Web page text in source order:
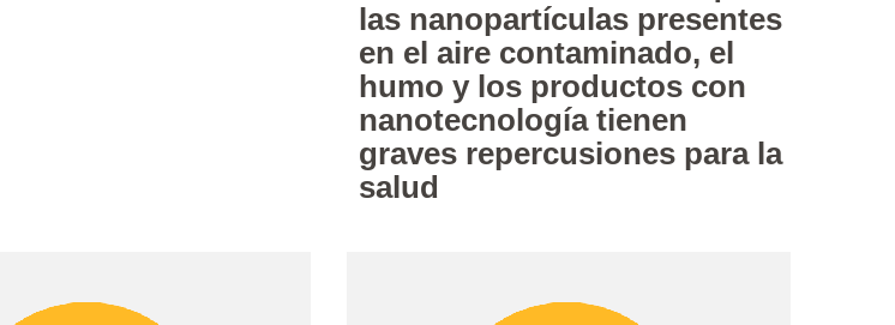
las nanopartículas presentes
en el aire contaminado, el
humo y los productos con
nanotecnología tienen
graves repercusiones para la
salud